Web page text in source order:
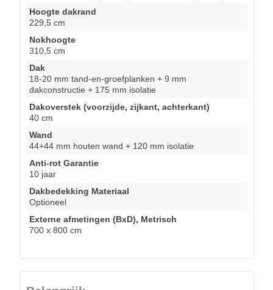
Hoogte dakrand
229,5 cm
Nokhoogte
310,5 cm
Dak
18-20 mm tand-en-groefplanken + 9 mm
dakconstructie + 175 mm isolatie
Dakoverstek (voorzijde, zijkant, achterkant)
40 cm
Wand
44+44 mm houten wand + 120 mm isolatie
Anti-rot Garantie
10 jaar
Dakbedekking Materiaal
Optioneel
Externe afmetingen (BxD), Metrisch
700 x 800 cm